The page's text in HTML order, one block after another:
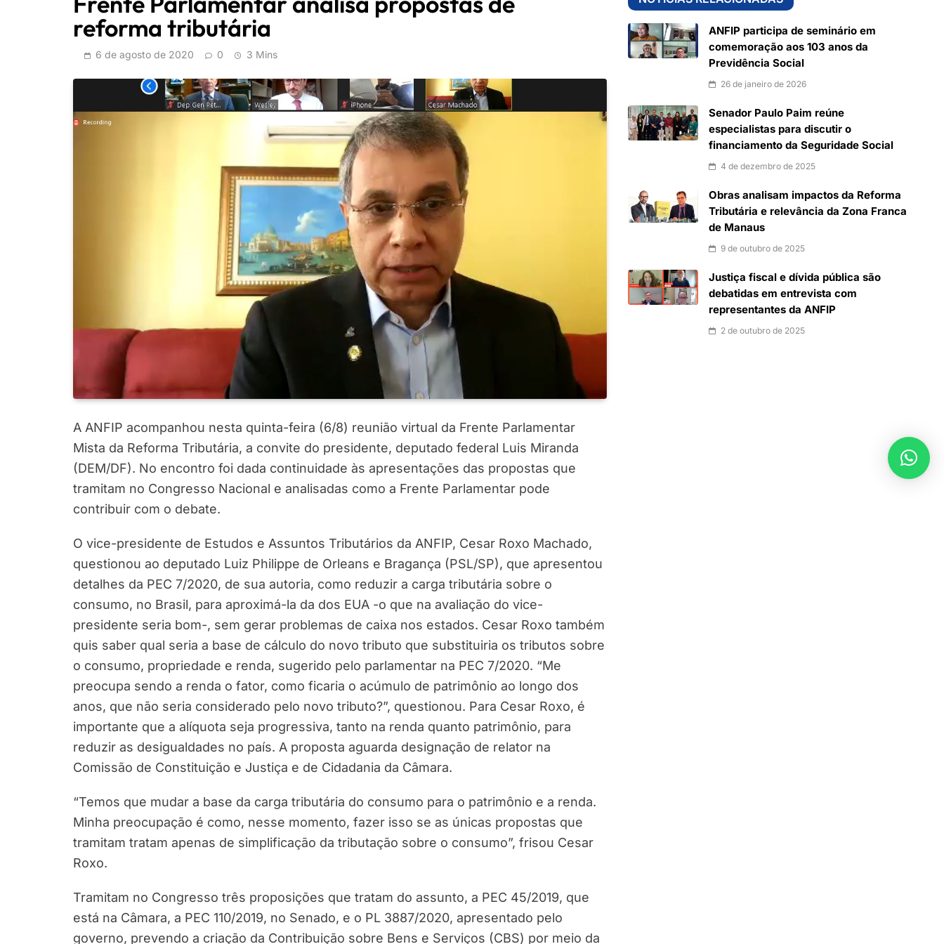
reforma tributária
6 de agosto de 2020 0 3 Mins
A ANFIP acompanhou nesta quinta-feira (6/8) reunião virtual da Frente Parlamentar
Mista da Reforma Tributária, a convite do presidente, deputado federal Luis Miranda
(DEM/DF). No encontro foi dada continuidade às apresentações das propostas que
tramitam no Congresso Nacional e analisadas como a Frente Parlamentar pode
contribuir com o debate.
O vice-presidente de Estudos e Assuntos Tributários da ANFIP, Cesar Roxo Machado,
questionou ao deputado Luiz Philippe de Orleans e Bragança (PSL/SP), que apresentou
detalhes da PEC 7/2020, de sua autoria, como reduzir a carga tributária sobre o
consumo, no Brasil, para aproximá-la da dos EUA -o que na avaliação do vice-
presidente seria bom-, sem gerar problemas de caixa nos estados. Cesar Roxo também
quis saber qual seria a base de cálculo do novo tributo que substituiria os tributos sobre
o consumo, propriedade e renda, sugerido pelo parlamentar na PEC 7/2020. “Me
preocupa sendo a renda o fator, como ficaria o acúmulo de patrimônio ao longo dos
anos, que não seria considerado pelo novo tributo?”, questionou. Para Cesar Roxo, é
importante que a alíquota seja progressiva, tanto na renda quanto patrimônio, para
reduzir as desigualdades no país. A proposta aguarda designação de relator na
Comissão de Constituição e Justiça e de Cidadania da Câmara.
“Temos que mudar a base da carga tributária do consumo para o patrimônio e a renda.
Minha preocupação é como, nesse momento, fazer isso se as únicas propostas que
tramitam tratam apenas de simplificação da tributação sobre o consumo”, frisou Cesar
Roxo.
Tramitam no Congresso três proposições que tratam do assunto, a PEC 45/2019, que
está na Câmara, a PEC 110/2019, no Senado, e o PL 3887/2020, apresentado pelo
governo, prevendo a criação da Contribuição sobre Bens e Serviços (CBS) por meio da
ANFIP participa de seminário em
comemoração aos 103 anos da
Previdência Social
26 de janeiro de 2026
Senador Paulo Paim reúne
especialistas para discutir o
financiamento da Seguridade Social
4 de dezembro de 2025
Obras analisam impactos da Reforma
Tributária e relevância da Zona Franca
de Manaus
9 de outubro de 2025
Justiça fiscal e dívida pública são
debatidas em entrevista com
representantes da ANFIP
2 de outubro de 2025